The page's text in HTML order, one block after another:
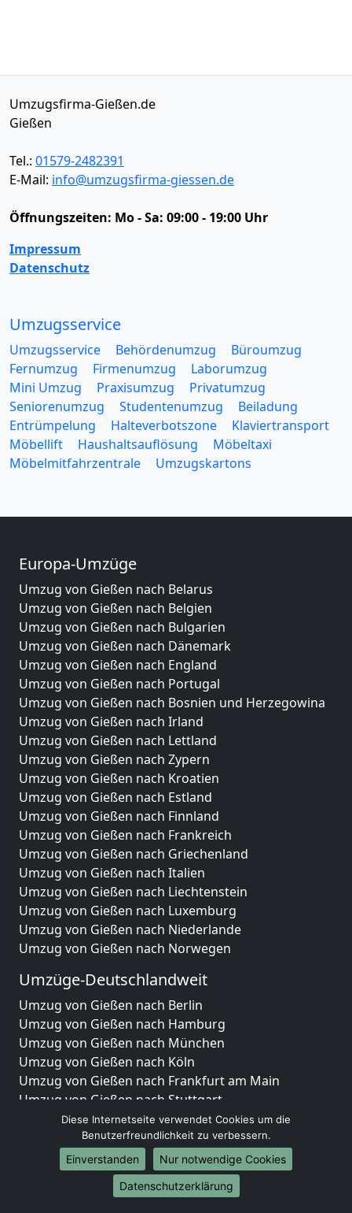
Umzugsfirma-Gießen.de
Gießen
Tel.: 01579-2482391
E-Mail: info@umzugsfirma-giessen.de
Öffnungszeiten: Mo - Sa: 09:00 - 19:00 Uhr
Impressum
Datenschutz
Umzugsservice
Umzugsservice Behördenumzug
Büroumzug
Fernumzug
Firmenumzug
Laborumzug
Mini Umzug
Praxisumzug
Privatumzug
Seniorenumzug
Studentenumzug
Beiladung
Entrümpelung
Halteverbotszone
Klaviertransport
Möbellift
Haushaltsauflösung
Möbeltaxi
Möbelmitfahrzentrale
Umzugskartons
Europa-Umzüge
Umzug von Gießen nach Belarus
Umzug von Gießen nach Belgien
Umzug von Gießen nach Bulgarien
Umzug von Gießen nach Dänemark
Umzug von Gießen nach England
Umzug von Gießen nach Portugal
Umzug von Gießen nach Bosnien und Herzegowina
Umzug von Gießen nach Irland
Umzug von Gießen nach Lettland
Umzug von Gießen nach Zypern
Umzug von Gießen nach Kroatien
Umzug von Gießen nach Estland
Umzug von Gießen nach Finnland
Umzug von Gießen nach Frankreich
Umzug von Gießen nach Griechenland
Umzug von Gießen nach Italien
Umzug von Gießen nach Liechtenstein
Umzug von Gießen nach Luxemburg
Umzug von Gießen nach Niederlande
Umzug von Gießen nach Norwegen
Umzüge-Deutschlandweit
Umzug von Gießen nach Berlin
Umzug von Gießen nach Hamburg
Umzug von Gießen nach München
Umzug von Gießen nach Köln
Umzug von Gießen nach Frankfurt am Main
Umzug von Gießen nach Stuttgart
Umzug von Gießen nach Düsseldorf
Umzug von Gießen nach Leipzig
Umzug von Gießen nach Dortmund
Umzug von Gießen nach Essen
Umzug von Gießen nach Bremen
Diese Internetseite verwendet Cookies um die
Benutzerfreundlichkeit zu verbessern.
Einverstanden
Nur notwendige Cookies
Datenschutzerklärung